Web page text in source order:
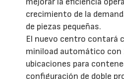
crecimiento de la
de piezas pequeñas.
El nuevo centro contará
miniload automático con
ubicaciones para
configuración de doble